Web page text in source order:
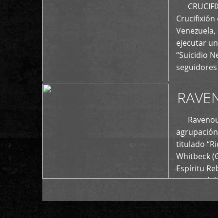
Crucifixión
ejecutar
“Suicidio
titulado
Whitbeck
Espíritu
oriente